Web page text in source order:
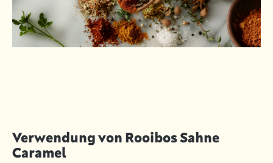
Verwendung von Rooibos Sahne
Caramel